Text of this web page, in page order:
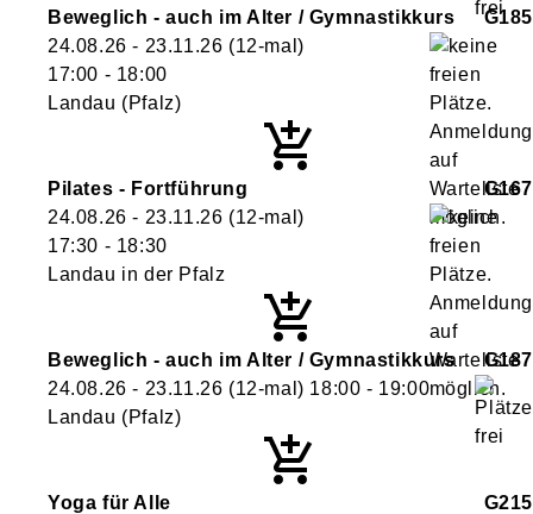
Beweglich - auch im Alter / Gymnastikkurs
G185
24.08.26 - 23.11.26 (12-mal)
17:00 - 18:00
Landau (Pfalz)
Pilates - Fortführung
G167
24.08.26 - 23.11.26 (12-mal)
17:30 - 18:30
Landau in der Pfalz
Beweglich - auch im Alter / Gymnastikkurs
G187
24.08.26 - 23.11.26 (12-mal) 18:00 - 19:00
Landau (Pfalz)
Yoga für Alle
G215